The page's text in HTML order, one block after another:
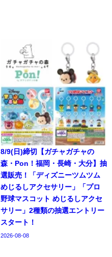
8/9(日)締切【ガチャガチャの
森・Pon！福岡・長崎・大分】抽
選販売！「ディズニーツムツム
めじるしアクセサリー」「プロ
野球マスコット めじるしアクセ
サリー」2種類の抽選エントリー
スタート！
2026-08-08